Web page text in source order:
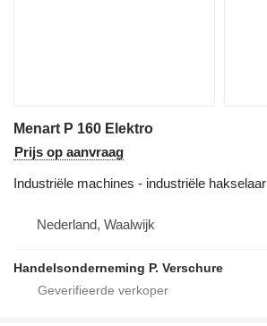
Menart P 160 Elektro
Prijs op aanvraag
Industriële machines - industriële hakselaar
Nederland, Waalwijk
Handelsonderneming P. Verschure